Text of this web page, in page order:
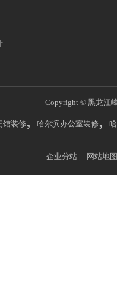
Copyright © 黑龙江
馆装修, 哈尔滨办公室装修 ,
企业分站| 网站地图